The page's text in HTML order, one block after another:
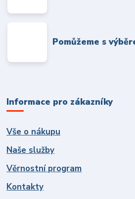
Pomůžeme s
Informace pro zákazníky
Vše o nákupu
Naše služby
Věrnostní program
Kontakty